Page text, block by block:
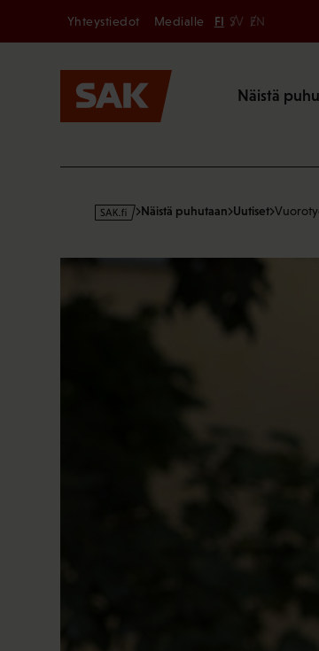
Secondary
Yhteystiedot Medialle FI SV EN
Näistä
s
Näistä puhutaan Uutiset